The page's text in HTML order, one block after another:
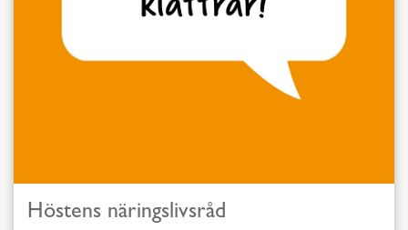
Höstens näringslivsråd